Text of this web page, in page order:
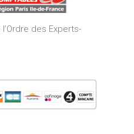
des Experts-